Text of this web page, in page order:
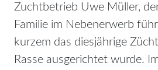
Zuchtbetrieb Uwe Müller,
Familie im Nebenerwerb
kurzem das diesjährige
Rasse ausgerichtet wurde.